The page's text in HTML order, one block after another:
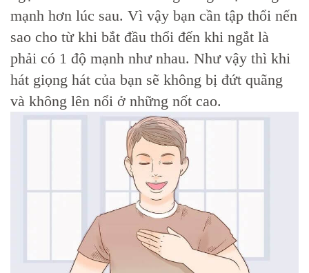
mạnh hơn lúc sau. Vì vậy bạn cần tập thổi nến
sao cho từ khi bắt đầu thổi đến khi ngắt là
phải có 1 độ mạnh như nhau. Như vậy thì khi
hát giọng hát của bạn sẽ không bị đứt quãng
và không lên nổi ở những nốt cao.